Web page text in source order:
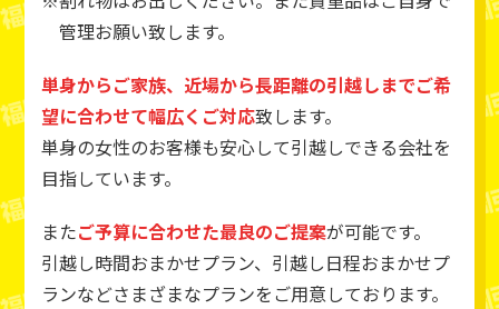
管理お願い致します。
単身からご家族、近場から長距離の引越しまでご希
望に合わせて幅広くご対応致します。
単身の女性のお客様も安心して引越しできる会社を
目指しています。
またご予算に合わせた最良のご提案が可能です。
引越し時間おまかせプラン、引越し日程おまかせプ
ランなどさまざまなプランをご用意しております。